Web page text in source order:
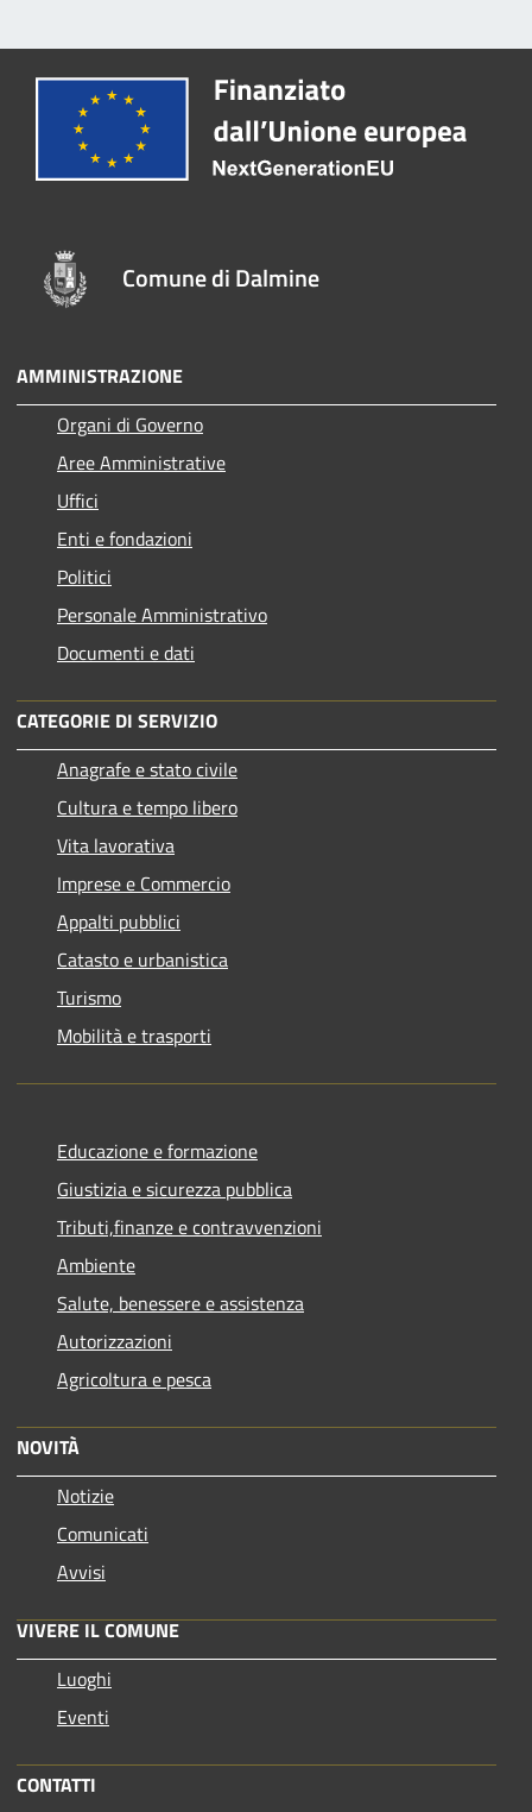
Comune di Dalmine
AMMINISTRAZIONE
Organi di Governo
Aree Amministrative
Uffici
Enti e fondazioni
Politici
Personale Amministrativo
Documenti e dati
CATEGORIE DI SERVIZIO
Anagrafe e stato civile
Cultura e tempo libero
Vita lavorativa
Imprese e Commercio
Appalti pubblici
Catasto e urbanistica
Turismo
Mobilità e trasporti
Educazione e formazione
Giustizia e sicurezza pubblica
Tributi,finanze e contravvenzioni
Ambiente
Salute, benessere e assistenza
Autorizzazioni
Agricoltura e pesca
NOVITÀ
Notizie
Comunicati
Avvisi
VIVERE IL COMUNE
Luoghi
Eventi
CONTATTI